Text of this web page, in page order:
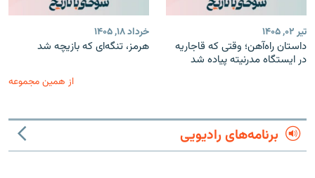
تیر ۰۲, ۱۴۰۵
داستان راه‌آهن؛ وقتی که قاجاریه
در ایستگاه مدرنیته پیاده شد
خرداد ۱۸, ۱۴۰۵
هرمز، تنگه‌ای که بازیچه شد
از همین مجموعه
برنامه‌های رادیویی